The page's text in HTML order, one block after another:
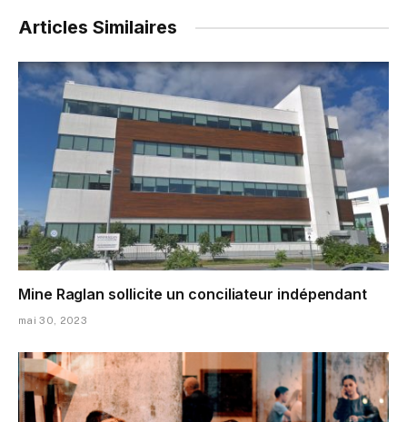
Articles Similaires
Mine Raglan sollicite un conciliateur indépendant
mai 30, 2023